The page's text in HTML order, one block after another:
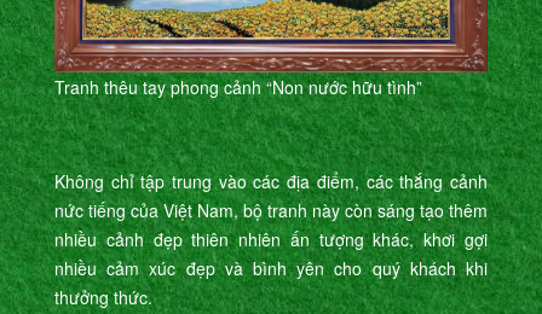
Tranh thêu tay phong cảnh “Non nước hữu tình”
Không chỉ tập trung vào các địa điểm, các thắng cảnh
nức tiếng của Việt Nam, bộ tranh này còn sáng tạo thêm
nhiều cảnh đẹp thiên nhiên ấn tượng khác, khơi gợi
nhiều cảm xúc đẹp và bình yên cho quý khách khi
thưởng thức.